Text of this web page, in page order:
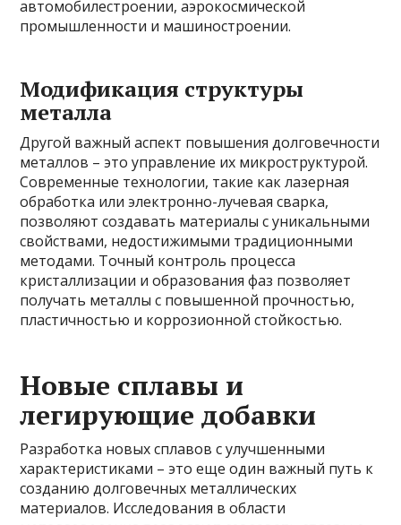
автомобилестроении, аэрокосмической
промышленности и машиностроении.
Модификация структуры
металла
Другой важный аспект повышения долговечности
металлов – это управление их микроструктурой.
Современные технологии, такие как лазерная
обработка или электронно-лучевая сварка,
позволяют создавать материалы с уникальными
свойствами, недостижимыми традиционными
методами. Точный контроль процесса
кристаллизации и образования фаз позволяет
получать металлы с повышенной прочностью,
пластичностью и коррозионной стойкостью.
Новые сплавы и
легирующие добавки
Разработка новых сплавов с улучшенными
характеристиками – это еще один важный путь к
созданию долговечных металлических
материалов. Исследования в области